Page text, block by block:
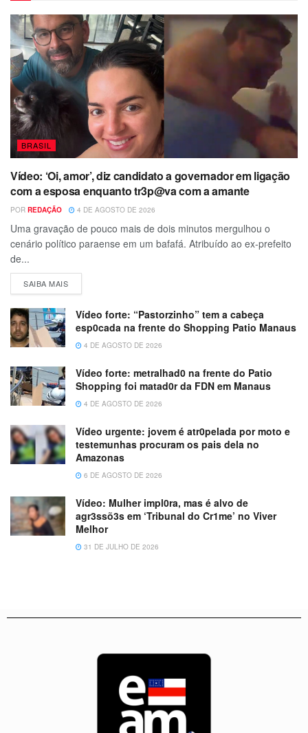
BRASIL
Vídeo: ‘Oi, amor’, diz candidato a governador em ligação
com a esposa enquanto tr3p@va com a amante
POR REDAÇÃO 4 DE AGOSTO DE 2026
Uma gravação de pouco mais de dois minutos mergulhou o
cenário político paraense em um bafafá. Atribuído ao ex-prefeito
de...
SAIBA MAIS
Vídeo forte: “Pastorzinho” tem a cabeça
esp0cada na frente do Shopping Patio Manaus
4 DE AGOSTO DE 2026
Vídeo forte: metralhad0 na frente do Patio
Shopping foi matad0r da FDN em Manaus
4 DE AGOSTO DE 2026
Vídeo urgente: jovem é atr0pelada por moto e
testemunhas procuram os pais dela no
Amazonas
6 DE AGOSTO DE 2026
Vídeo: Mulher impl0ra, mas é alvo de
agr3ssõ3s em ‘Tribunal do Cr1me’ no Viver
Melhor
31 DE JULHO DE 2026